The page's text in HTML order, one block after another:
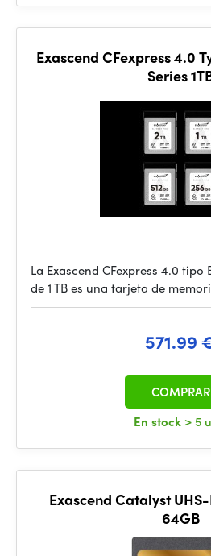
Exascend CFexpress 4.0
Series
La Exascend CFexpress 4.0 tipo
de 1 TB es una tarjeta de
571.99
En stock > 5
COMPRAR
Exascend Catalyst
64GB